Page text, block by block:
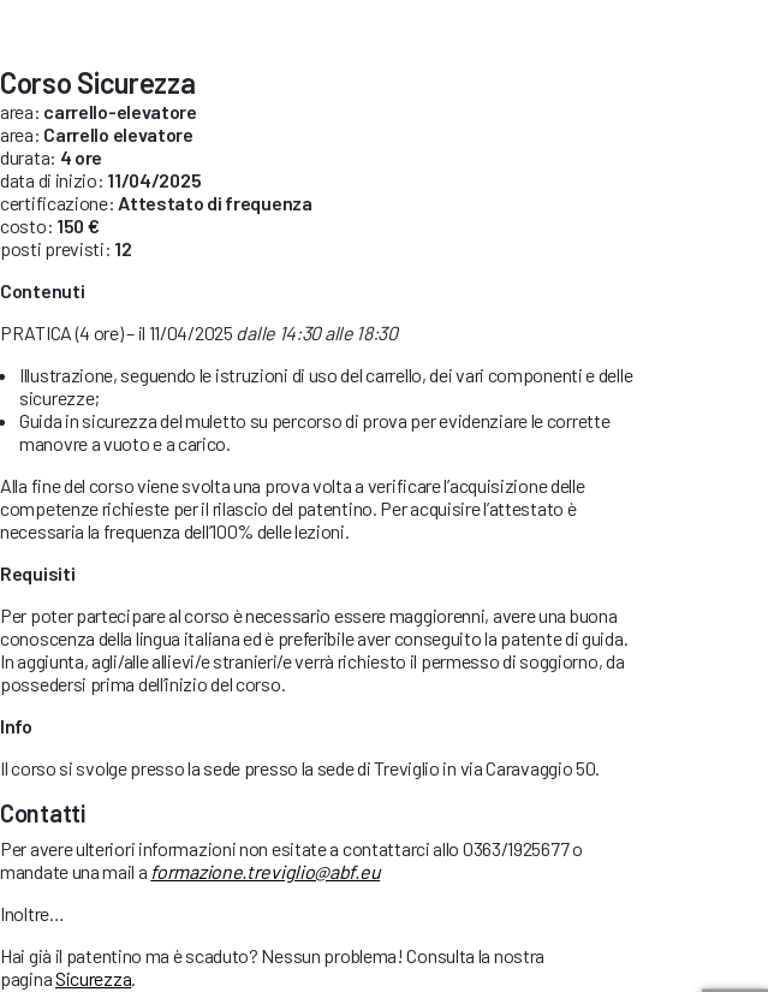
Corso Sicurezza
area: carrello-elevatore
area: Carrello elevatore
durata: 4 ore
data di inizio: 11/04/2025
certificazione: Attestato di frequenza
costo: 150 €
posti previsti: 12
Contenuti
PRATICA (4 ore) – il 11/04/2025 dalle 14:30 alle 18:30
Illustrazione, seguendo le istruzioni di uso del carrello, dei vari componenti e delle
sicurezze;
Guida in sicurezza del muletto su percorso di prova per evidenziare le corrette
manovre a vuoto e a carico.
Alla fine del corso viene svolta una prova volta a verificare l’acquisizione delle
competenze richieste per il rilascio del patentino. Per acquisire l’attestato è
necessaria la frequenza dell’100% delle lezioni.
Requisiti
Per poter partecipare al corso è necessario essere maggiorenni, avere una buona
conoscenza della lingua italiana ed è preferibile aver conseguito la patente di guida.
In aggiunta, agli/alle allievi/e stranieri/e verrà richiesto il permesso di soggiorno, da
possedersi prima dell’inizio del corso.
Info
Il corso si svolge presso la sede presso la sede di Treviglio in via Caravaggio 50.
Contatti
Per avere ulteriori informazioni non esitate a contattarci allo 0363/1925677 o
mandate una mail a formazione.treviglio@abf.eu
Inoltre…
Hai già il patentino ma è scaduto? Nessun problema! Consulta la nostra
paginaSicurezza